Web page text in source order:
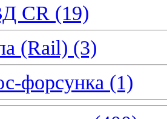
CR (19)
(Rail) (3)
форсунка (1)